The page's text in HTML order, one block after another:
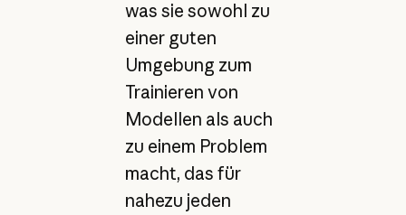
was sie sowohl zu
einer guten
Umgebung zum
Trainieren von
Modellen als auch
zu einem Problem
macht, das für
nahezu jeden